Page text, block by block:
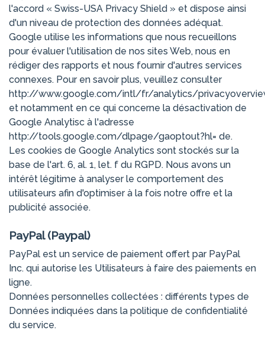
l'accord « Swiss-USA Privacy Shield » et dispose ainsi
d'un niveau de protection des données adéquat.
Google utilise les informations que nous recueillons
pour évaluer l'utilisation de nos sites Web, nous en
rédiger des rapports et nous fournir d'autres services
connexes. Pour en savoir plus, veuillez consulter
http://www.google.com/intl/fr/analytics/
et notamment en ce qui concerne la désactivation de
Google Analytisc à l'adresse
http://tools.google.com/dlpage/gaoptout?hl= de.
Les cookies de Google Analytics sont stockés sur la
base de l'art. 6, al. 1, let. f du RGPD. Nous avons un
intérêt légitime à analyser le comportement des
utilisateurs afin d'optimiser à la fois notre offre et la
publicité associée.
PayPal (Paypal)
PayPal est un service de paiement offert par PayPal
Inc. qui autorise les Utilisateurs à faire des paiements en
ligne.
Données personnelles collectées : différents types de
Données indiquées dans la politique de confidentialité
du service.